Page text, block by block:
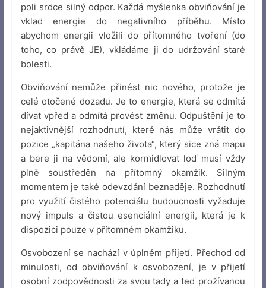
poli srdce silný odpor. Každá myšlenka obviňování je
vklad energie do negativního příběhu. Místo
abychom energii vložili do přítomného tvoření (do
toho, co právě JE), vkládáme ji do udržování staré
bolesti.
Obviňování nemůže přinést nic nového, protože je
celé otočené dozadu. Je to energie, která se odmítá
dívat vpřed a odmítá provést změnu. Odpuštění je to
nejaktivnější rozhodnutí, které nás může vrátit do
pozice „kapitána našeho života“, který sice zná mapu
a bere ji na vědomí, ale kormidlovat loď musí vždy
plně soustředěn na přítomný okamžik. Silným
momentem je také odevzdání beznaděje. Rozhodnutí
pro využití čistého potenciálu budoucnosti vyžaduje
nový impuls a čistou esenciální energii, která je k
dispozici pouze v přítomném okamžiku.
Osvobození se nachází v úplném přijetí. Přechod od
minulosti, od obviňování k osvobození, je v přijetí
osobní zodpovědnosti za svou tady a teď prožívanou